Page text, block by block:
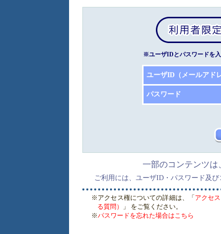
※ユーザIDとパスワードを
ユーザID（メールアド
パスワード
一部のコンテンツ
ご利用には、ユーザID・パスワード及
※アクセス権についての詳細は、「 アクセ
る質問）
」 をご覧ください。
※パスワードを忘れた場合はこちら